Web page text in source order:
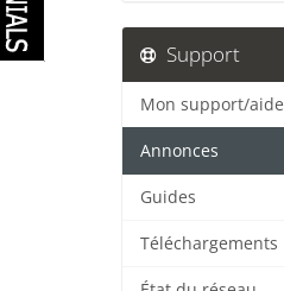
Support
Mon support/aide
Annonces
Guides
Téléchargements